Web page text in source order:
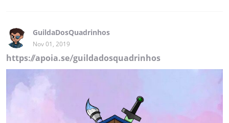
GuildaDosQuadrinhos
Nov 01, 2019
https://apoia.se/guildadosquadrinhos